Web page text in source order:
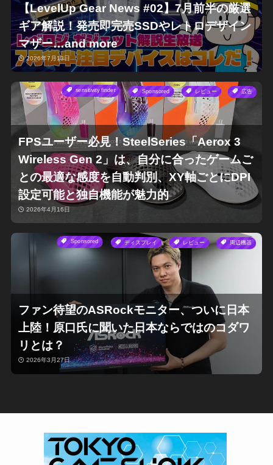
【LevelUp Gear News #02】7月前半の厳選
ギア解説！発売即完売SSDやレトロデザイン
マザー…and more
2026年7月13日
sensitivity finder Sponsored レビュー 広告
FPSユーザー必見！SteelSeries「Aerox 3
Wireless Gen 2」は、自分に合ったゲームご
との最適な感度を自動判別、XY軸ごとにDPI
設定可能と独自機能が魅力的
2026年4月16日
Sponsored ディスプレイ レビュー 周辺機器
ファン待望のASRockモニター、ついに日本
上陸！原口氏に聞いた日本ならではのコダワ
リとは？
2026年3月27日